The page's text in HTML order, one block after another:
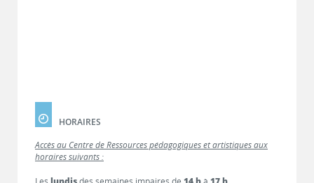
HORAIRES
Accès au Centre de Ressources pédagogiques et artistiques aux
horaires suivants :